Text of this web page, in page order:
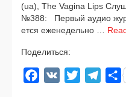
(ua), The Vagina Lips
№388: Первый аудио
ет­ся еже­не­дель­но …
Поделиться:
Facebook
VK Twitter